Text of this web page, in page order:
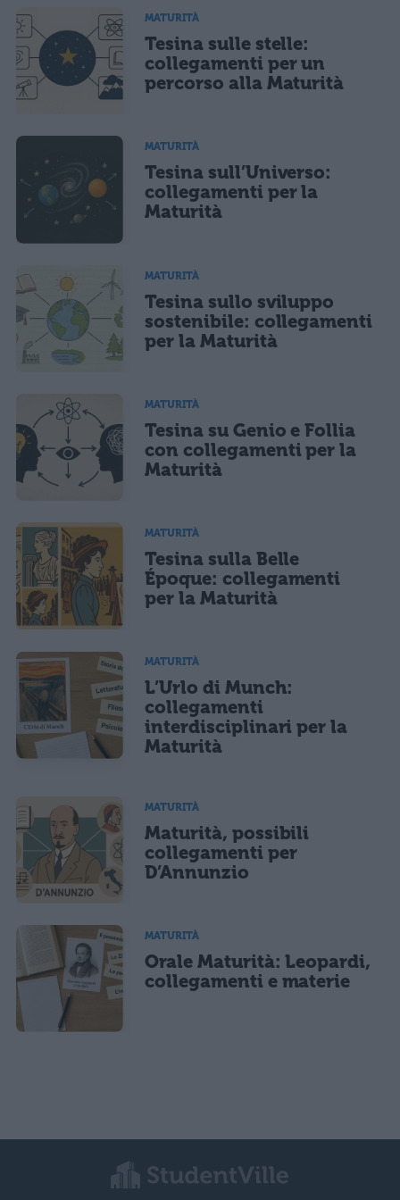
Ho letto e acconsento l'informativa sulla privacy
Acconsento all'uso dei miei dati da parte di terzi per finalità di
marketing diretto con modalità automatizzate o tradizionali
CONFERMA E PUBBLICA
MATURITÀ
Tesina sulle stelle:
collegamenti per un
percorso alla Maturità
MATURITÀ
Tesina sull’Universo:
collegamenti per la
Maturità
MATURITÀ
Tesina sullo sviluppo
sostenibile: collegamenti
per la Maturità
MATURITÀ
Tesina su Genio e Follia
con collegamenti per la
Maturità
MATURITÀ
Tesina sulla Belle
Époque: collegamenti
per la Maturità
MATURITÀ
L’Urlo di Munch:
collegamenti
interdisciplinari per la
Maturità
MATURITÀ
Maturità, possibili
collegamenti per
D’Annunzio
MATURITÀ
Orale Maturità: Leopardi,
collegamenti e materie